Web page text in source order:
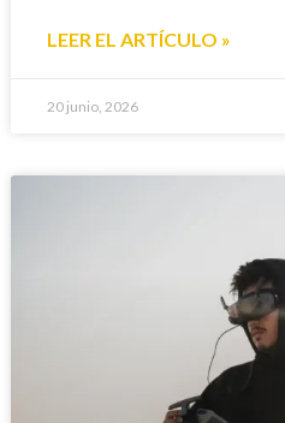
LEER EL ARTÍCULO »
20 junio, 2026